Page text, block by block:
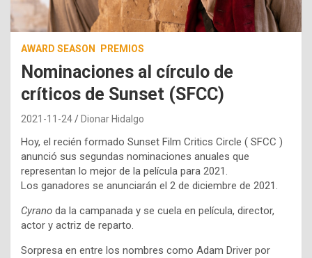
AWARD SEASON PREMIOS
Nominaciones al círculo de
críticos de Sunset (SFCC)
2021-11-24 Dionar Hidalgo
Hoy, el recién formado Sunset Film Critics Circle ( SFCC )
anunció sus segundas nominaciones anuales que
representan lo mejor de la película para 2021.
Los ganadores se anunciarán el 2 de diciembre de 2021.
Cyrano da la campanada y se cuela en película, director,
actor y actriz de reparto.
Sorpresa en entre los nombres como Adam Driver por